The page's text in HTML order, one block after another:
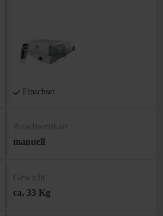
Einachser
Anschwenkart
manuell
Gewicht
ca. 33 Kg